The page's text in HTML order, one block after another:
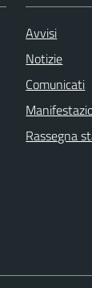
Avvisi
Notizie
Comunicati
Rassegna